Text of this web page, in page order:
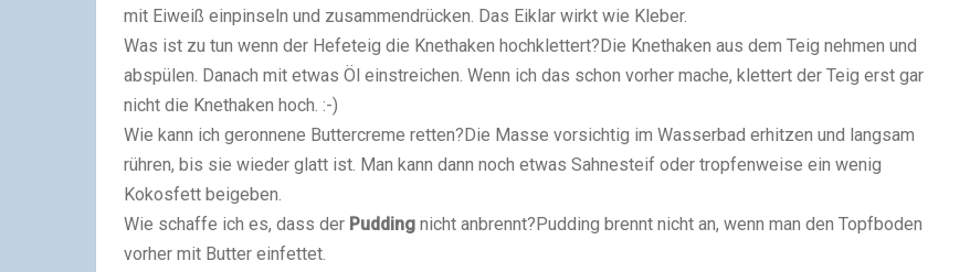
mit Eiweiß einpinseln und zusammendrücken. Das Eiklar wirkt wie Kleber.
Was ist zu tun wenn der Hefeteig die Knethaken hochklettert?Die Knethaken aus dem Teig nehmen und
abspülen. Danach mit etwas Öl einstreichen. Wenn ich das schon vorher mache, klettert der Teig erst gar
nicht die Knethaken hoch. :-)
Wie kann ich geronnene Buttercreme retten?Die Masse vorsichtig im Wasserbad erhitzen und langsam
rühren, bis sie wieder glatt ist. Man kann dann noch etwas Sahnesteif oder tropfenweise ein wenig
Kokosfett beigeben.
Wie schaffe ich es, dass der Pudding nicht anbrennt?Pudding brennt nicht an, wenn man den Topfboden
vorher mit Butter einfettet.